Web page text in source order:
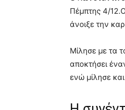
Πέμπτης 4/
άνοιξε την
Μίλησε με τα
αποκτήσει
ενώ μίλησε